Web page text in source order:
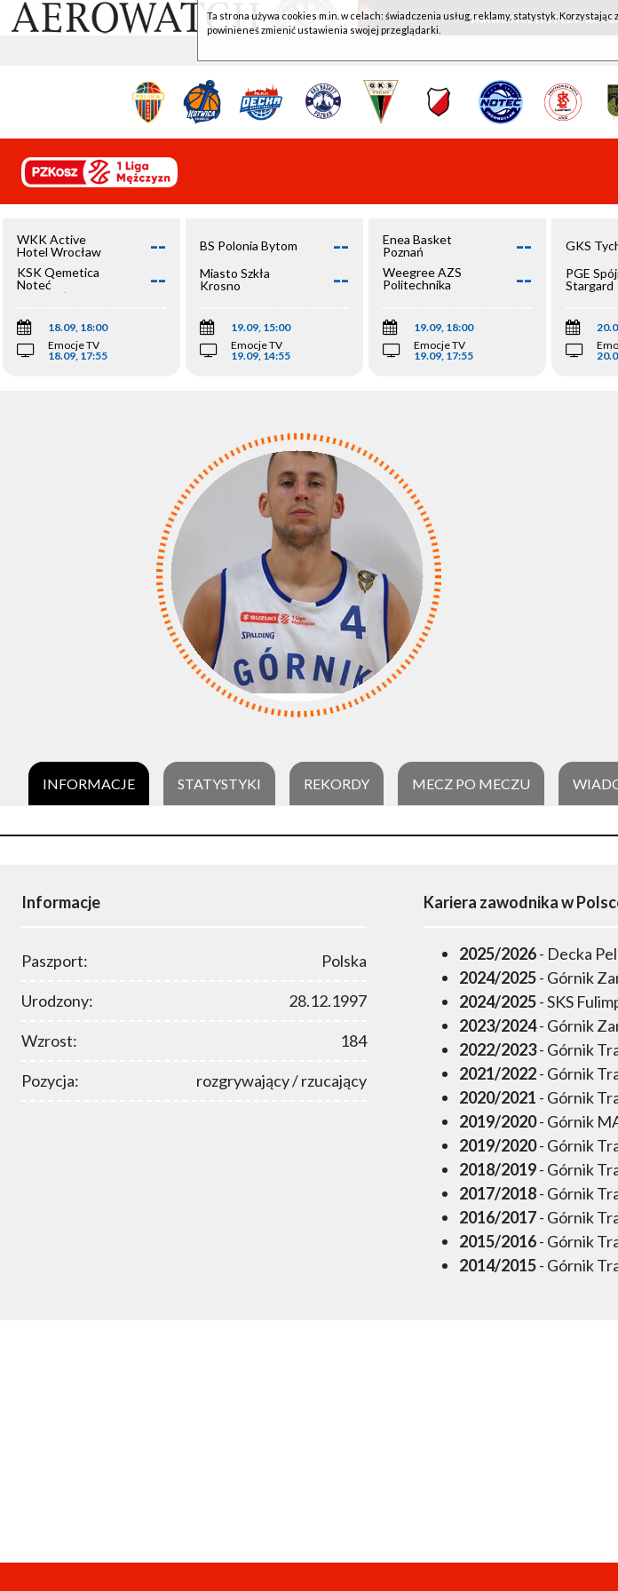
WKK ACTIVE HOTEL
WKK Active
Hotel Wrocław
--
KSK Qemetica
Noteć
Inowrocław
--
18.09, 18:00
Emocje TV
18.09, 17:55
BS Polonia Bytom --
Miasto Szkła
Krosno
--
19.09, 15:00
Emocje TV
19.09, 14:55
Enea Basket
Poznań
--
Weegree AZS
Politechnika
--
19.09, 18:00
Emocje TV
19.09, 17:55
GKS
PGE
Stargard
INFORMACJE STATYSTYKI REKORDY MECZ PO MECZU
Informacje
Paszport: Polska
Urodzony: 28.12.1997
Wzrost: 184
Pozycja: rozgrywający / rzucający
Kariera zawodnika w
2025/2026- Decka
2024/2025- Górnik
2024/2025- SKS
2023/2024- Górnik
2022/2023- Górnik
2021/2022- Górnik
2020/2021 - Górnik
2019/2020- Górnik
2019/2020- Górnik
2018/2019- Górnik
2017/2018- Górnik
2016/2017- Górnik
2015/2016- Górnik
2014/2015- Górnik
Ta strona używa cookies m.in. w celach: świadczenia usług, reklamy, statystyk.
powinieneś zmienić ustawienia swojej przeglądarki.